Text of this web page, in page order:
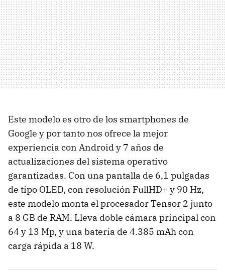
Este modelo es otro de los smartphones de
Google y por tanto nos ofrece la mejor
experiencia con Android y 7 años de
actualizaciones del sistema operativo
garantizadas. Con una pantalla de 6,1 pulgadas
de tipo OLED, con resolución FullHD+ y 90 Hz,
este modelo monta el procesador Tensor 2 junto
a 8 GB de RAM. Lleva doble cámara principal con
64 y 13 Mp, y una batería de 4.385 mAh con
carga rápida a 18 W.